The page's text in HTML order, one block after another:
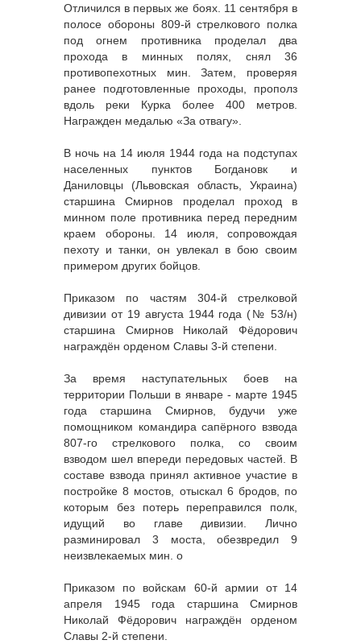
Отличился в первых же боях. 11 сентября в
полосе обороны 809-й стрелкового полка
под огнем противника проделал два
прохода в минных полях, снял 36
противопехотных мин. Затем, проверяя
ранее подготовленные проходы, прополз
вдоль реки Курка более 400 метров.
Награжден медалью «За отвагу».
В ночь на 14 июля 1944 года на подступах
населенных пунктов Богдановк и
Даниловцы (Львовская область, Украина)
старшина Смирнов проделал проход в
минном поле противника перед передним
краем обороны. 14 июля, сопровождая
пехоту и танки, он увлекал в бою своим
примером других бойцов.
Приказом по частям 304-й стрелковой
дивизии от 19 августа 1944 года (№ 53/н)
старшина Смирнов Николай Фёдорович
награждён орденом Славы 3-й степени.
За время наступательных боев на
территории Польши в январе - марте 1945
года старшина Смирнов, будучи уже
помощником командира сапёрного взвода
807-го стрелкового полка, со своим
взводом шел впереди передовых частей. В
составе взвода принял активное участие в
постройке 8 мостов, отыскал 6 бродов, по
которым без потерь переправился полк,
идущий во главе дивизии. Лично
разминировал 3 моста, обезвредил 9
неизвлекаемых мин. о
Приказом по войскам 60-й армии от 14
апреля 1945 года старшина Смирнов
Николай Фёдорович награждён орденом
Славы 2-й степени.